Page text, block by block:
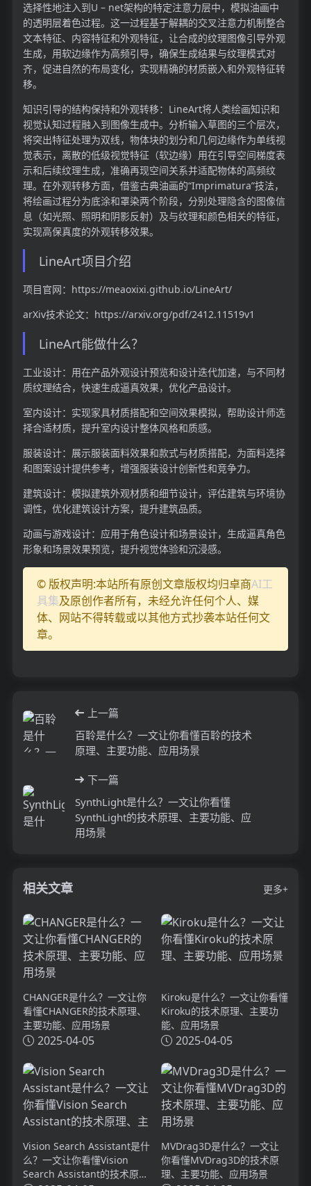
选择性地注入到U – net架构的特定注意力层中，模拟油画中
的透明层着色过程。这一过程基于解耦的交叉注意力机制整合
文本特征、内容特征和外观特征，让合成的纹理图像引导外观
生成，用软边缘作为高频引导，确保生成结果与纹理模式对
齐，促进自然的布局变化，实现精确的材质嵌入和外观特征转
移。
知识引导的结构保持和外观转移：LineArt将人类绘画知识和
视觉认知过程融入到图像生成中。分析输入草图的三个层次，
将突出特征处理为双线，物体块的划分和几何边缘作为单线视
觉表示，离散的低级视觉特征（软边缘）用在引导空间梯度表
示和后续纹理生成，准确再现空间关系并适配物体的高频纹
理。在外观转移方面，借鉴古典油画的“Imprimatura”技法，
将绘画过程分为底涂和罩染两个阶段，分别处理隐含的图像信
息（如光照、照明和阴影反射）及与纹理和颜色相关的特征，
实现高保真度的外观转移效果。
LineArt项目介绍
项目官网：https://meaoxixi.github.io/LineArt/
arXiv技术论文：https://arxiv.org/pdf/2412.11519v1
LineArt能做什么？
工业设计：用在产品外观设计预览和设计迭代加速，与不同材
质纹理结合，快速生成逼真效果，优化产品设计。
室内设计：实现家具材质搭配和空间效果模拟，帮助设计师选
择合适材质，提升室内设计整体风格和质感。
服装设计：展示服装面料效果和款式与材质搭配，为面料选择
和图案设计提供参考，增强服装设计创新性和竞争力。
建筑设计：模拟建筑外观材质和细节设计，评估建筑与环境协
调性，优化建筑设计方案，提升建筑品质。
动画与游戏设计：应用于角色设计和场景设计，生成逼真角色
形象和场景效果预览，提升视觉体验和沉浸感。
© 版权声明:本站所有原创文章版权均归卓商AI工
具集及原创作者所有，未经允许任何个人、媒
体、网站不得转载或以其他方式抄袭本站任何文
章。
上一篇
百聆是什么？一文让你看懂百聆的技术
原理、主要功能、应用场景
下一篇
SynthLight是什么？一文让你看懂
SynthLight的技术原理、主要功能、应
用场景
相关文章 更多+
CHANGER是什么？一文让你
看懂CHANGER的技术原理、
主要功能、应用场景
2025-04-05
Kiroku是什么？一文让你看懂
Kiroku的技术原理、主要功
能、应用场景
2025-04-05
Vision Search Assistant是什
么？一文让你看懂Vision
Search Assistant的技术原
MVDrag3D是什么？一文让
你看懂MVDrag3D的技术原
理、主要功能、应用场景